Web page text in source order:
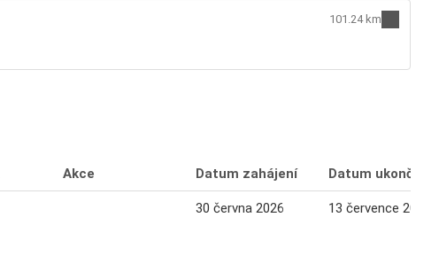
101.24 km
Akce Datum zahájení Datum ukončení
30 června 2026 13 července 2026